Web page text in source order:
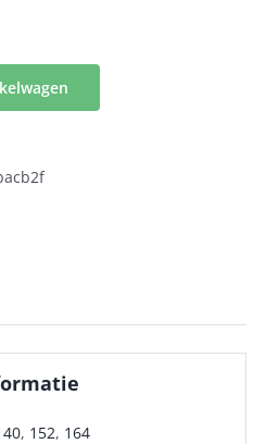
, 152, 164